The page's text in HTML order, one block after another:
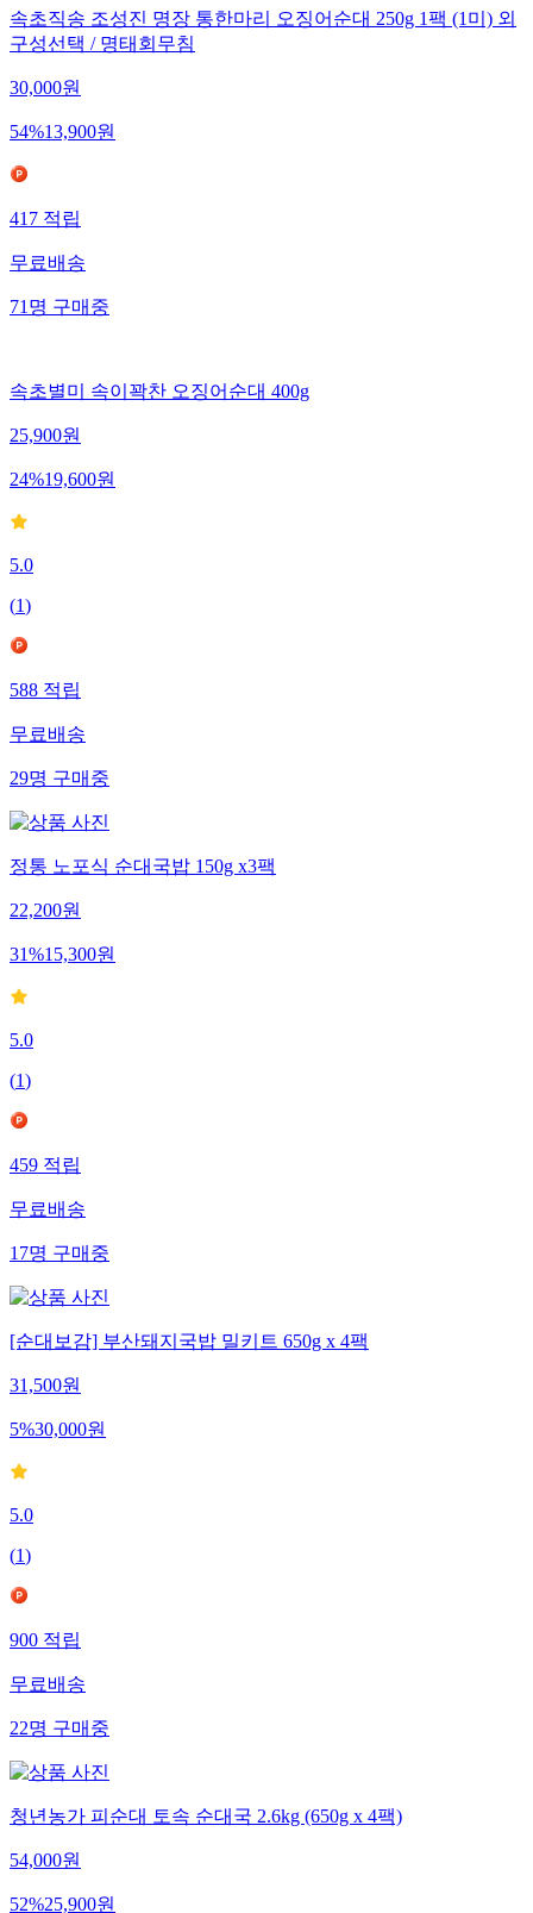
속초직송 조성진 명장 통한마리 오징어순대 250g 1팩 (1미) 외
구성선택 / 명태회무침
30,000원
54%13,900원
417적립
무료배송
71명구매중
속초별미 속이꽉찬 오징어순대 400g
25,900원
24%19,600원
5.0
(1)
588적립
무료배송
29명구매중
정통 노포식 순대국밥 150g x3팩
22,200원
31%15,300원
5.0
(1)
459적립
무료배송
17명구매중
[순대보감] 부산돼지국밥 밀키트 650g x 4팩
31,500원
5%30,000원
5.0
(1)
900적립
무료배송
22명구매중
청년농가 피순대 토속 순대국 2.6kg (650g x 4팩)
54,000원
52%25,900원